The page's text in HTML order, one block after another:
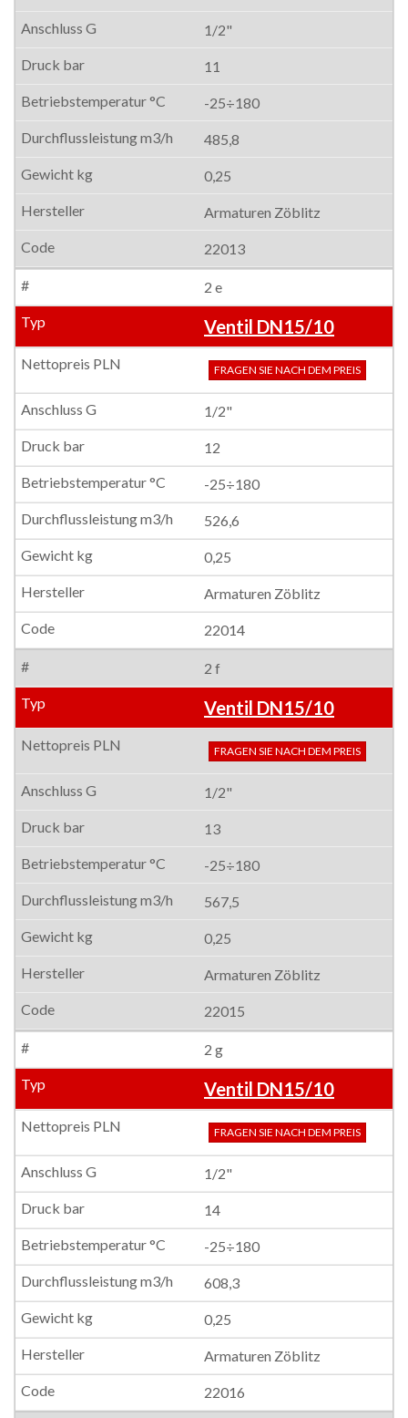
1/2"
11
-25÷180
485,8
0,25
Armaturen Zöblitz
22013
2 e
Ventil DN15/10
FRAGEN SIE NACH DEM PREIS
1/2"
12
-25÷180
526,6
0,25
Armaturen Zöblitz
22014
2 f
Ventil DN15/10
FRAGEN SIE NACH DEM PREIS
1/2"
13
-25÷180
567,5
0,25
Armaturen Zöblitz
22015
2 g
Ventil DN15/10
FRAGEN SIE NACH DEM PREIS
1/2"
14
-25÷180
608,3
0,25
Armaturen Zöblitz
22016